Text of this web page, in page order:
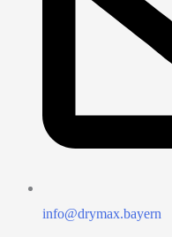
info@drymax.bayern